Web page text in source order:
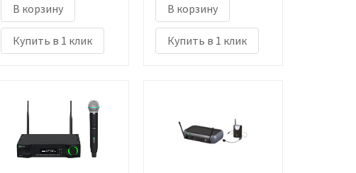
В корзину
Купить в 1 клик
В корзину
Купить в 1 клик